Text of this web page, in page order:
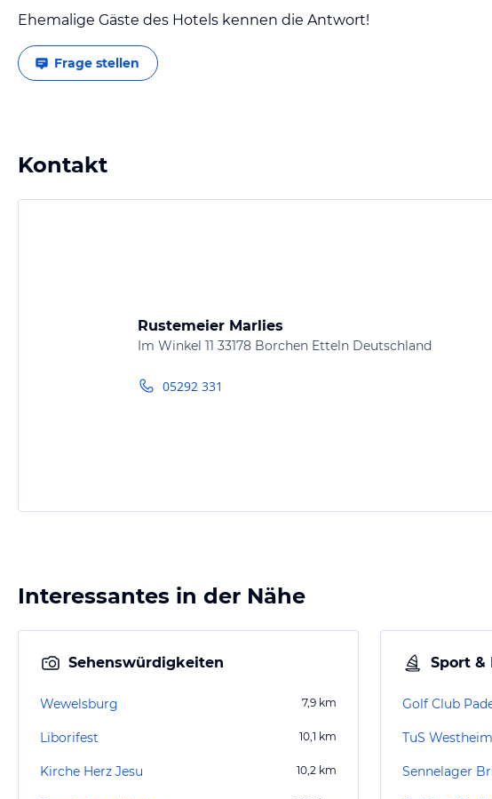
Ehemalige Gäste des Hotels kennen die Antwort!
Frage stellen
Kontakt
Rustemeier Marlies
Im Winkel 11 33178 Borchen Etteln Deutschland
05292 331
Interessantes in der Nähe
Sehenswürdigkeiten
Wewelsburg 7,9 km
Liborifest 10,1 km
Kirche Herz Jesu 10,2 km
Sport &
Golf Club
TuS
Sennelager